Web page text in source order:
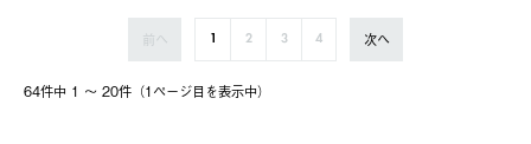
64件中 1 〜 20件（1ページ⽬を表⽰中）
前へ 1 2 3 4 次へ